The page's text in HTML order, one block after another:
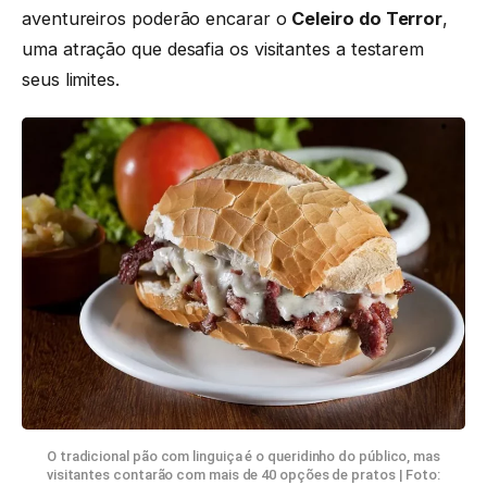
aventureiros poderão encarar o Celeiro do Terror,
uma atração que desafia os visitantes a testarem
seus limites.
O tradicional pão com linguiça é o queridinho do público, mas
visitantes contarão com mais de 40 opções de pratos | Foto: